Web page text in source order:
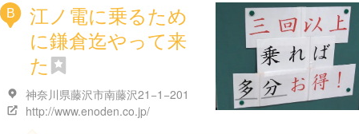
28.522 px
B
江ノ電に乗るため
に鎌倉迄やって来
た
神奈川県藤沢市南藤沢21−1−201
http://www.enoden.co.jp/